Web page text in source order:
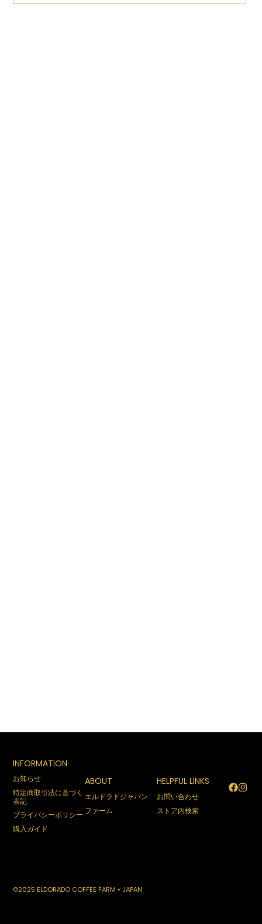
INFORMATION
お知らせ
特定商取引法に基づく
表記
プライバシーポリシー
購入ガイド
ABOUT
エルドラドジャパン
ファーム
HELPFUL LINKS
お問い合わせ
ストア内検索
©2025 ELDORADO COFFEE FARM • JAPAN